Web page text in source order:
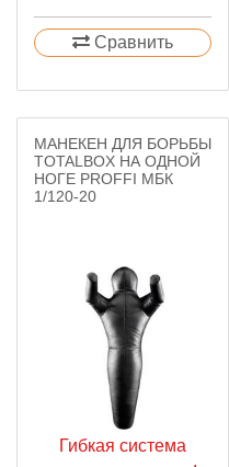
Сравнить
МАНЕКЕН ДЛЯ БОРЬБЫ
TOTALBOX НА ОДНОЙ
НОГЕ PROFFI МБК
1/120-20
Гибкая система